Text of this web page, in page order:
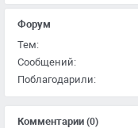
Комментарии (0)
Форум
Тем:
Сообщений:
Поблагодарили: